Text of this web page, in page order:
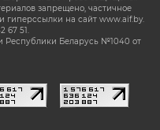
запрещено, частичное
гиперссылки на сайт www.aif.by.
67 51.
Республики Беларусь №1040 от